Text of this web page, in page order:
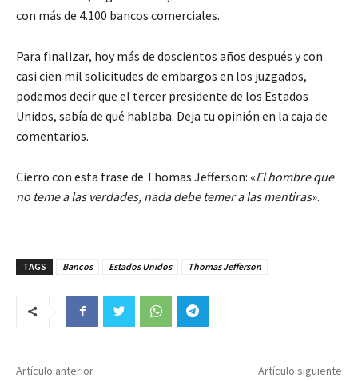
con más de 4.100 bancos comerciales.
Para finalizar, hoy más de doscientos años después y con
casi cien mil solicitudes de embargos en los juzgados,
podemos decir que el tercer presidente de los Estados
Unidos, sabía de qué hablaba. Deja tu opinión en la caja de
comentarios.
Cierro con esta frase de Thomas Jefferson: «El hombre que
no teme a las verdades, nada debe temer a las mentiras».
TAGS Bancos Estados Unidos Thomas Jefferson
Artículo anterior Artículo siguiente